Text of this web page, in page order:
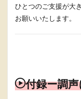
ひとつのご支援が大
お願いいたします。
付録ー調